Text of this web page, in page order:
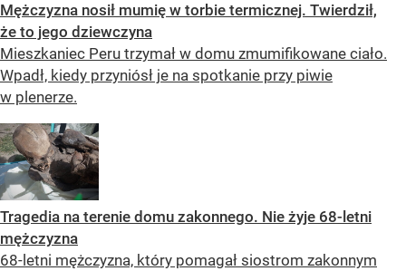
Mężczyzna nosił mumię w torbie termicznej. Twierdził,
że to jego dziewczyna
Mieszkaniec Peru trzymał w domu zmumifikowane ciało.
Wpadł, kiedy przyniósł je na spotkanie przy piwie
w plenerze.
Tragedia na terenie domu zakonnego. Nie żyje 68-letni
mężczyzna
68-letni mężczyzna, który pomagał siostrom zakonnym